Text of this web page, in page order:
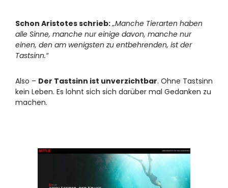
Schon Aristotes schrieb: „Manche Tierarten haben
alle Sinne, manche nur einige davon, manche nur
einen, den am wenigsten zu entbehrenden, ist der
Tastsinn.“
Also – Der Tastsinn ist unverzichtbar. Ohne Tastsinn
kein Leben. Es lohnt sich sich darüber mal Gedanken zu
machen.